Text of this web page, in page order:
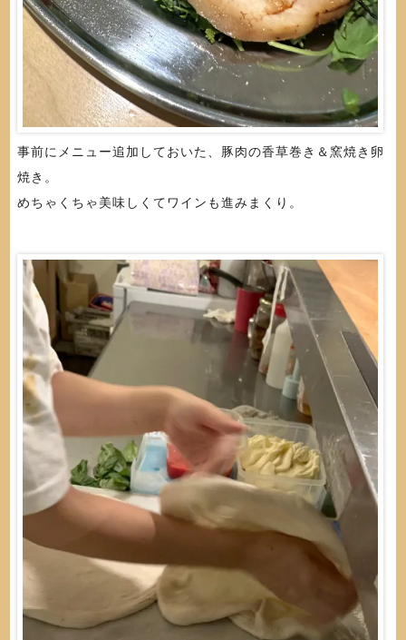
事前にメニュー追加しておいた、豚肉の香草巻き＆窯焼き卵
焼き。
めちゃくちゃ美味しくてワインも進みまくり。